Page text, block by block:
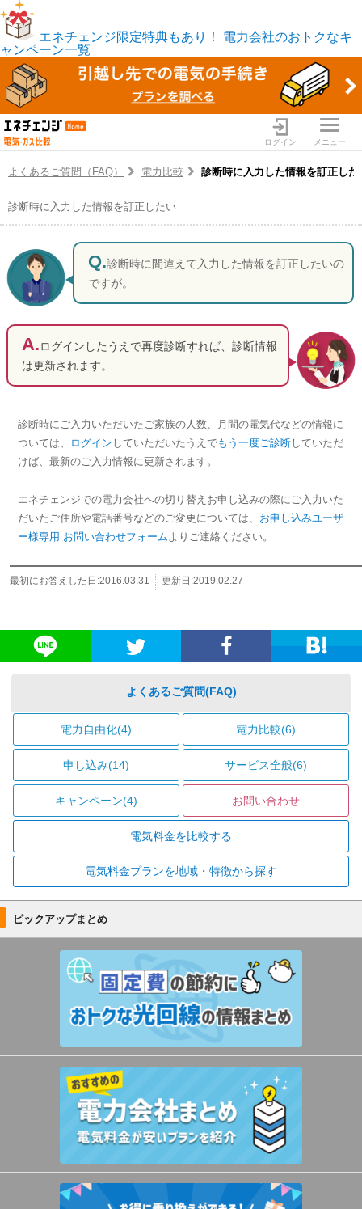
エネチェンジ限定特典もあり！
電力会社のおトクなキ
ャンペーン一覧
ログイン メニュー
よくあるご質問（FAQ） 電力比較 診断時に入力した情報を訂正した
診断時に入力した情報を訂正したい
診断時に間違えて入力した情報を訂正したいの
ですが。
ログインしたうえで再度診断すれば、診断情報
は更新されます。
診断時にご入力いただいたご家族の人数、月間の電気代などの情報に
ついては、
ログイン していただいたうえでもう一度ご診断 していただ
けば、最新のご入力情報に更新されます。
エネチェンジでの電力会社への切り替えお申し込みの際にご入力いた
だいたご住所や電話番号などのご変更については、 お申し込みユーザ
ー様専用 お問い合わせフォームよりご連絡ください。
最初にお答えした日:2016.03.31 更新日:2019.02.27
よくあるご質問(FAQ)
電力自由化(4) 電力比較(6)
申し込み(14) サービス全般(6)
キャンペーン(4) お問い合わせ
電気料金を比較する
電気料金プランを地域・特徴から探す
ピックアップまとめ